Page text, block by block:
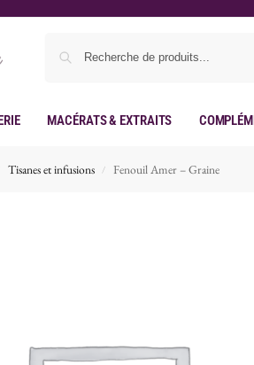
Macérats & Extraits
Tisanes et infusions / Fenouil Amer – Graine